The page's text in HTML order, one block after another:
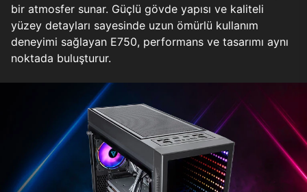
bir atmosfer sunar. Güçlü gövde yapısı ve kaliteli
yüzey detayları sayesinde uzun ömürlü kullanım
deneyimi sağlayan E750, performans ve tasarımı aynı
noktada buluşturur.